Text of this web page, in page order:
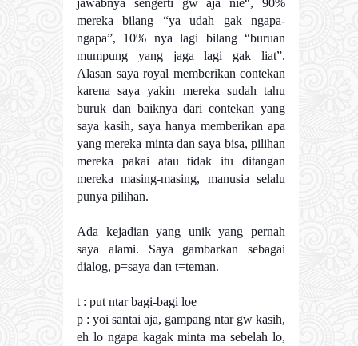
mereka bilang “ya udah gak ngapa-
ngapa”, 10% nya lagi bilang “buruan
mumpung yang jaga lagi gak liat”.
Alasan saya royal memberikan contekan
karena saya yakin mereka sudah tahu
buruk dan baiknya dari contekan yang
saya kasih, saya hanya memberikan apa
yang mereka minta dan saya bisa, pilihan
mereka pakai atau tidak itu ditangan
mereka masing-masing, manusia selalu
punya pilihan.
Ada kejadian yang unik yang pernah
saya alami. Saya gambarkan sebagai
dialog, p=saya dan t=teman.
t : put ntar bagi-bagi loe
p : yoi santai aja, gampang ntar gw kasih,
eh lo ngapa kagak minta ma sebelah lo,